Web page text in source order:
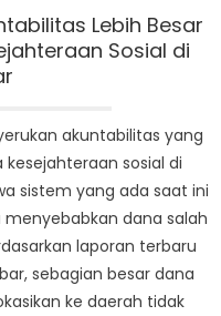
Terhadap
Sumatera
Barat
Lebih Besar
Sosial di
akuntabilitas yang
sosial di
sistem yang ada saat ini
dana salah
laporan terbaru
sebagian besar dana
ke daerah tidak